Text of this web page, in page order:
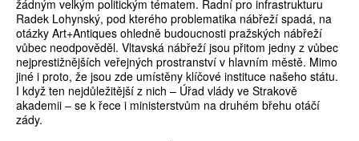
žádným velkým politickým tématem. Radní pro infrastrukturu
Radek Lohynský, pod kterého problematika nábřeží spadá, na
otázky Art+Antiques ohledně budoucnosti pražských nábřeží
vůbec neodpověděl. Vltavská nábřeží jsou přitom jedny z vůbec
nejprestižnějších veřejných prostranství v hlavním městě. Mimo
jiné i proto, že jsou zde umístěny klíčové instituce našeho státu.
I když ten nejdůležitější z nich – Úřad vlády ve Strakově
akademii – se k řece i ministerstvům na druhém břehu otáčí
zády.